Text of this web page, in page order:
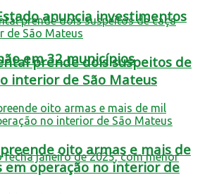
anuncia investimentos
em 32 municípios
prende dois suspeitos de
interior de São Mateus
oito armas e mais de
em operação no interior de